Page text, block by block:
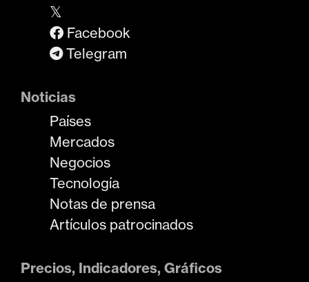
𝕏
Facebook
Telegram
Noticias
Países
Mercados
Negocios
Tecnología
Notas de prensa
Artículos patrocinados
Precios, Indicadores, Gráficos